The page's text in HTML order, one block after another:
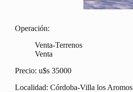
Operación:
Venta-Terrenos
Venta
Precio: u$s 35000
Localidad: Córdoba-Villa los Aromos